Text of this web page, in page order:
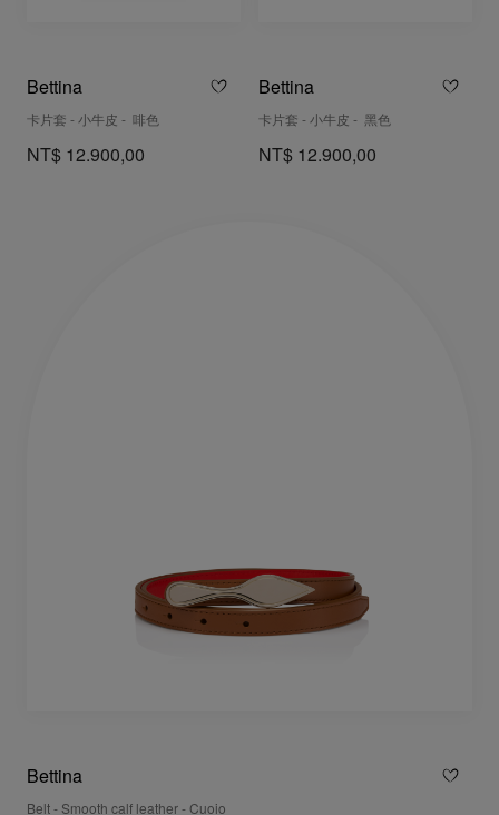
Bettina
卡片套 - 小牛皮 - 啡色
NT$ 12.900,00
Bettina
卡片套 - 小牛皮 - 黑色
NT$ 12.900,00
Bettina
Belt - Smooth calf leather - Cuoio